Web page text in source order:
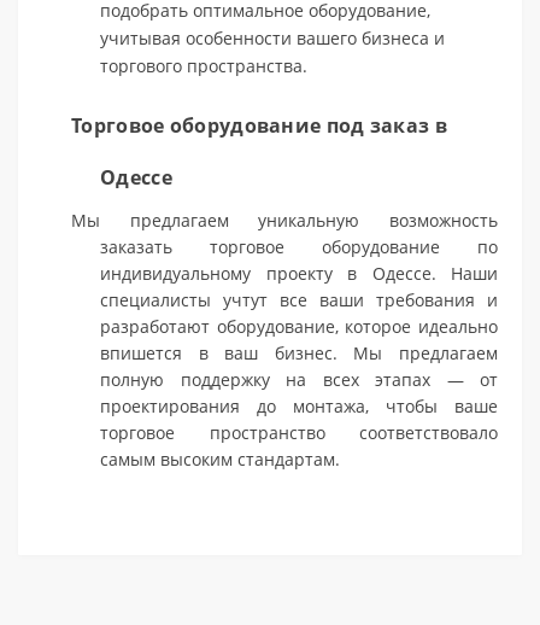
подобрать оптимальное оборудование,
учитывая особенности вашего бизнеса и
торгового пространства.
Торговое оборудование под заказ в
Одессе
Мы предлагаем уникальную возможность
заказать торговое оборудование по
индивидуальному проекту в Одессе. Наши
специалисты учтут все ваши требования и
разработают оборудование, которое идеально
впишется в ваш бизнес. Мы предлагаем
полную поддержку на всех этапах — от
проектирования до монтажа, чтобы ваше
торговое пространство соответствовало
самым высоким стандартам.